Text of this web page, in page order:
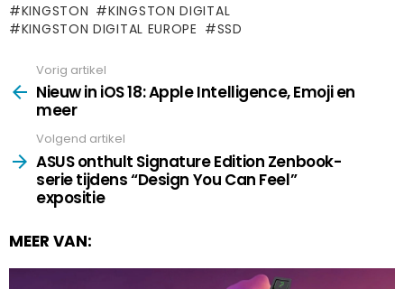
KINGSTON
KINGSTON DIGITAL
KINGSTON DIGITAL EUROPE
SSD
more
Vorig artikel
Nieuw in iOS 18: Apple Intelligence, Emoji en
meer
Volgend artikel
ASUS onthult Signature Edition Zenbook-
serie tijdens “Design You Can Feel”
expositie
MEER VAN: